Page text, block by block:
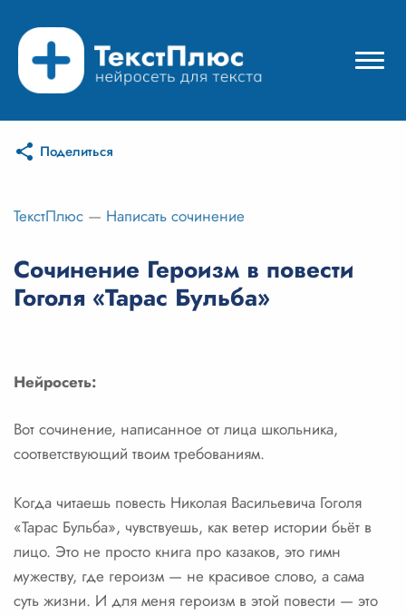
Режимы нейросети
Цены
Вход
Вход с Telegram
Поделиться
ТекстПлюс — Написать сочинение
Сочинение Героизм в повести
Гоголя «Тарас Бульба»
Нейросеть:
Вот сочинение, написанное от лица школьника,
соответствующий твоим требованиям.
Когда читаешь повесть Николая Васильевича Гоголя
«Тарас Бульба», чувствуешь, как ветер истории бьёт в
лицо. Это не просто книга про казаков, это гимн
мужеству, где героизм — не красивое слово, а сама
суть жизни. И для меня героизм в этой повести — это